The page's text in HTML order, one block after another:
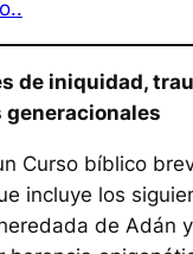
de iniquidad,
generacionales
Curso bíblico
incluye los
de Adán